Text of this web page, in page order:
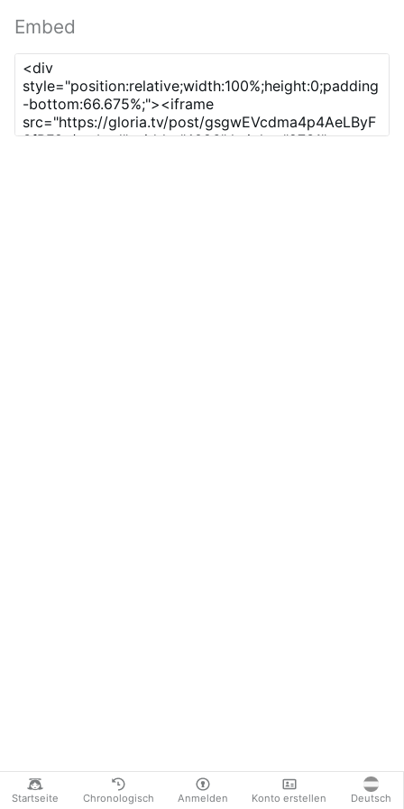
Startseite Chronologisch Anmelden Konto erstellen Deutsch
Embed